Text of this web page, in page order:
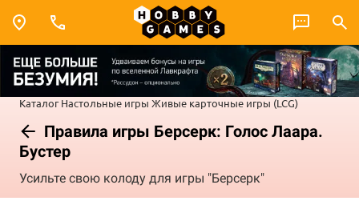
Каталог Настольные игры Живые карточные игры (LCG)
Правила игры Берсерк: Голос Лаара.
Бустер
Усильте свою колоду для игры "Берсерк"